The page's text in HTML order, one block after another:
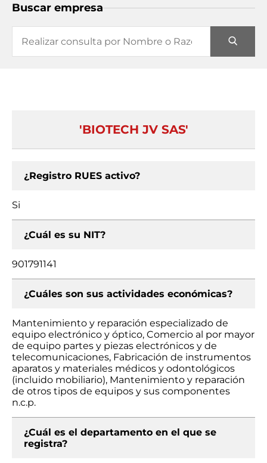
Buscar empresa
'BIOTECH JV SAS'
¿Registro RUES activo?
Si
¿Cuál es su NIT?
901791141
¿Cuáles son sus actividades económicas?
Mantenimiento y reparación especializado de
equipo electrónico y óptico, Comercio al por mayor
de equipo partes y piezas electrónicos y de
telecomunicaciones, Fabricación de instrumentos
aparatos y materiales médicos y odontológicos
(incluido mobiliario), Mantenimiento y reparación
de otros tipos de equipos y sus componentes
n.c.p.
¿Cuál es el departamento en el que se
registra?